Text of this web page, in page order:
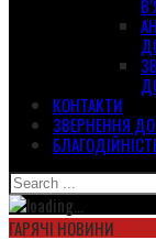
КОНТАКТИ
ЗВЕРНЕННЯ
ГАРЯЧІ НОВИНИ